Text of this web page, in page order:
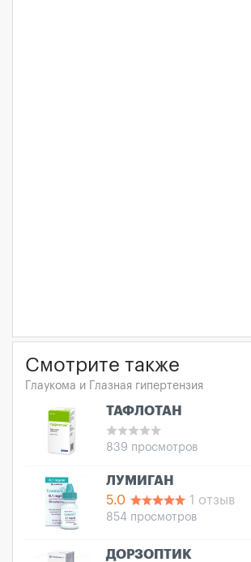
Смотрите также
Глаукома и Глазная гипертензия
ТАФЛОТАН
839 просмотров
ЛУМИГАН
5.0
1 отзыв
854 просмотров
ДОРЗОПТИК